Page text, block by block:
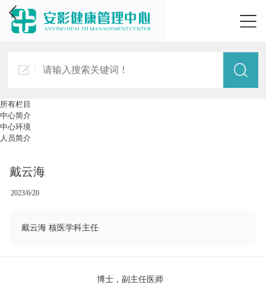
所有栏目
中心简介
中心环境
人员简介
戴云海
2023/6/20
戴云海 核医学科主任
博士，副主任医师